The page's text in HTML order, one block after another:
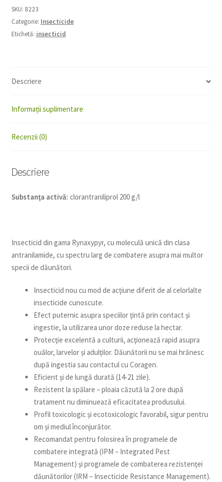
SKU: 8223
Categorie: Insecticide
Etichetă: insecticid
Descriere
Informații suplimentare
Recenzii (0)
Descriere
Substanţa activă: clorantraniliprol 200 g/l
Insecticid din gama Rynaxypyr, cu moleculă unică din clasa
antranilamide, cu spectru larg de combatere asupra mai multor
specii de dăunători.
Insecticid nou cu mod de acţiune diferit de al celorlalte
insecticide cunoscute.
Efect puternic asupra speciilor ţintă prin contact și
ingestie, la utilizarea unor doze reduse la hectar.
Protecţie excelentă a culturii, acţionează rapid asupra
ouălor, larvelor și adulţilor. Dăunătorii nu se mai hrănesc
după ingestia sau contactul cu Coragen.
Eficient și de lungă durată (14-21 zile).
Rezistent la spălare – ploaia căzută la 2 ore după
tratament nu diminuează eficacitatea produsului.
Profil toxicologic și ecotoxicologic favorabil, sigur pentru
om și mediul înconjurător.
Recomandat pentru folosirea în programele de
combatere integrată (IPM – Integrated Pest
Management) și programele de combaterea rezistenţei
dăunătorilor (IRM – Insecticide Resistance Management).